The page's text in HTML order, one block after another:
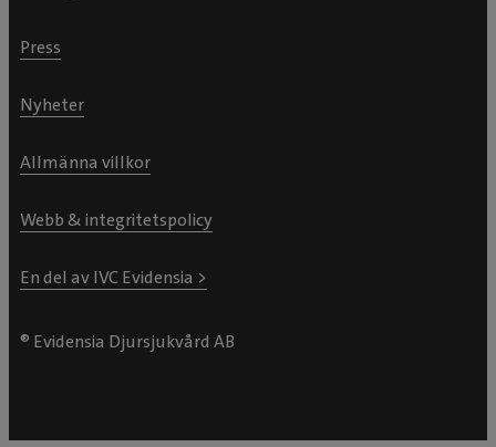
Press
Nyheter
Allmänna villkor
Webb & integritetspolicy
En del av IVC Evidensia >
® Evidensia Djursjukvård AB